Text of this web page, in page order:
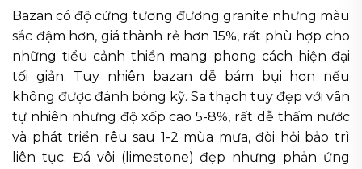
Bazan có độ cứng tương đương granite nhưng màu
sắc đậm hơn, giá thành rẻ hơn 15%, rất phù hợp cho
những tiểu cảnh thiền mang phong cách hiện đại
tối giản. Tuy nhiên bazan dễ bám bụi hơn nếu
không được đánh bóng kỹ. Sa thạch tuy đẹp với vân
tự nhiên nhưng độ xốp cao 5-8%, rất dễ thấm nước
và phát triển rêu sau 1-2 mùa mưa, đòi hỏi bảo trì
liên tục. Đá vôi (limestone) đẹp nhưng phản ứng